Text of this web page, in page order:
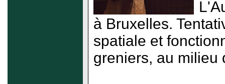
à Bruxelles.
spatiale et
greniers, au milieu